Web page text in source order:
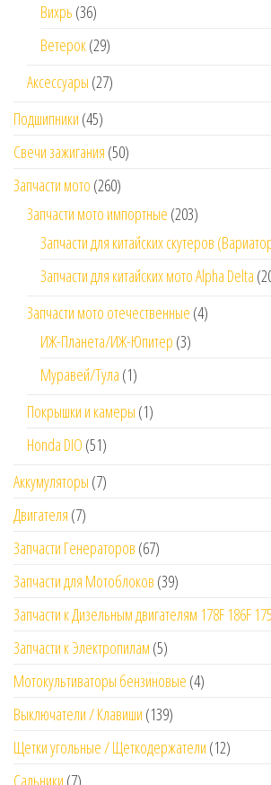
Вихрь (36)
Ветерок(29)
Аксессуары (27)
Подшипники (45)
Свечи зажигания (50)
Запчасти мото (260)
Запчасти мото импортные (203)
Запчасти для китайских скутеров
Запчасти для китайских мото Alpha Delta
Запчасти мото отечественные (4)
ИЖ-Планета/ИЖ-Юпитер (3)
Муравей/Тула (1)
Покрышки и камеры (1)
Honda DIO (51)
Аккумуляторы (7)
Двигателя (7)
Запчасти Генераторов (67)
Запчасти для Мотоблоков (39)
Запчасти к Дизельным двигателям 178F 186F
Запчасти к Электропилам (5)
Мотокультиваторы бензиновые (4)
Выключатели / Клавиши (139)
Щетки угольные / Щеткодержатели (12)
Сальники (7)